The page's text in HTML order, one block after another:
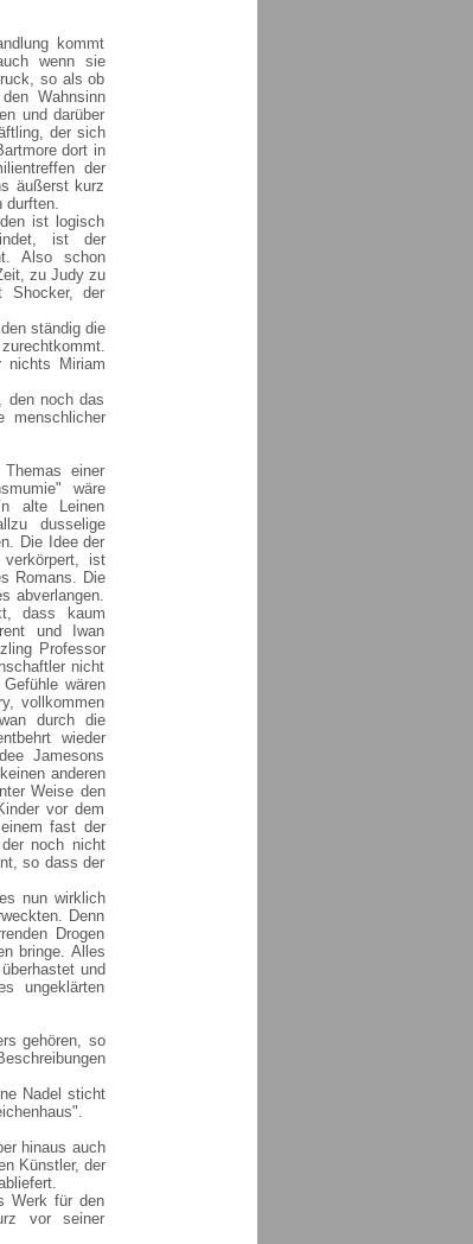
kommt
wenn sie
so als ob
Wahnsinn
und darüber
der sich
dort in
der
äußerst kurz
durften.
ist logisch
ist der
Also schon
zu Judy zu
Shocker, der
ständig die
nichts Miriam
den noch das
menschlicher
einer
wäre
alte Leinen
dusselige
Die Idee der
verkörpert, ist
Romans. Die
abverlangen.
dass kaum
und Iwan
Professor
nicht
wären
vollkommen
durch die
wieder
Jamesons
anderen
Weise den
vor dem
fast der
noch nicht
so dass der
nun wirklich
Denn
Drogen
bringe. Alles
und
ungeklärten
gehören, so
Nadel sticht
hinaus auch
Künstler, der
Werk für den
vor seiner